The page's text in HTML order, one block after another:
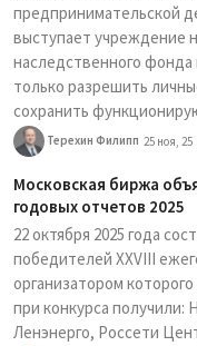
предпринимательской
выступает учреждение
наследственного фонда
только разрешить
сохранить
Терехин Филипп 25 ноя, 25
Московская биржа
годовых отчетов 2025
22 октября 2025 года
победителей XXVIII
организатором
при конкурса получили:
Ленэнерго, Россети